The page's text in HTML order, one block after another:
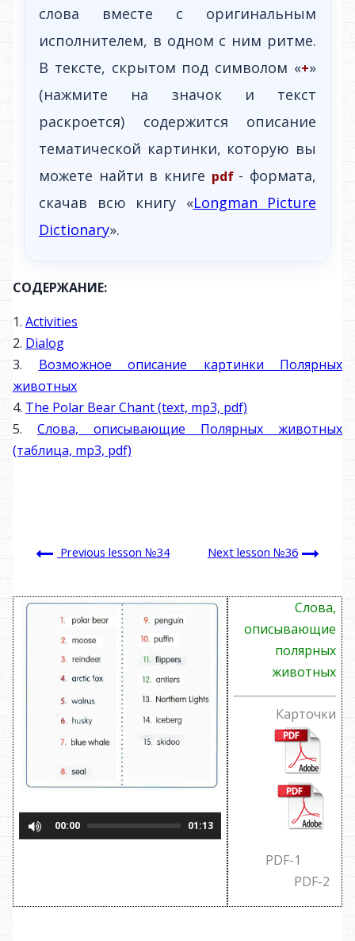
слова вместе с оригинальным
исполнителем, в одном с ним ритме.
В тексте, скрытом под символом «+»
(нажмите на значок и текст
раскроется) содержится описание
тематической картинки, которую вы
можете найти в книге pdf - формата,
скачав всю книгу «Longman Picture
Dictionary».
СОДЕРЖАНИЕ:
1. Activities
2. Dialog
3. Возможное описание картинки Полярных
животных
4. The Polar Bear Chant (text, mp3, pdf)
5. Слова, описывающие Полярных животных
(таблица, mp3, pdf)
Previous lesson №34 Next lesson №36
00:00 01:13
Слова,
описывающие
полярных
животных
Карточки
PDF-1
PDF-2